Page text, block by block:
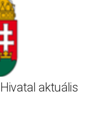
aktuális